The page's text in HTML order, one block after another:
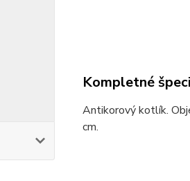
Kompletné
Antikorový kotlík.
cm.